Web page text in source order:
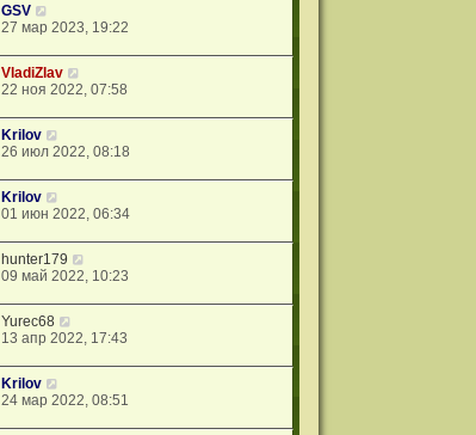
GSV
27 мар 2023, 19:22
VladiZlav
22 ноя 2022, 07:58
Krilov
26 июл 2022, 08:18
Krilov
01 июн 2022, 06:34
hunter179
09 май 2022, 10:23
Yurec68
13 апр 2022, 17:43
Krilov
24 мар 2022, 08:51